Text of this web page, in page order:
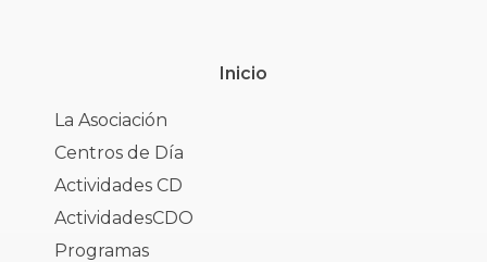
Inicio
La Asociación
Centros de Día
Actividades CD
ActividadesCDO
Programas